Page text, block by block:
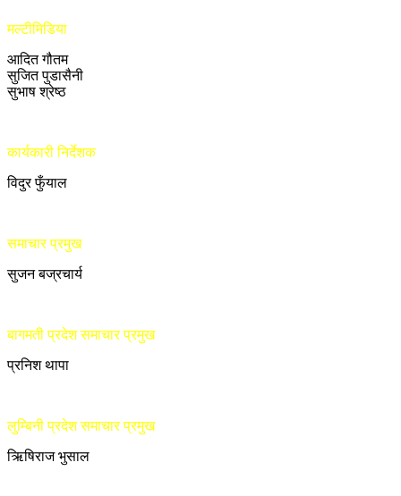
मल्टीमिडिया
आदित गौतम
सुजित पुडासैनी
सुभाष श्रेष्ठ
कार्यकारी निर्देशक
विदुर फुँयाल
समाचार प्रमुख
सुजन बज्रचार्य
बागमती प्रदेश समाचार प्रमुख
प्रनिश थापा
लुम्बिनी प्रदेश समाचार प्रमुख
ऋिषिराज भुसाल